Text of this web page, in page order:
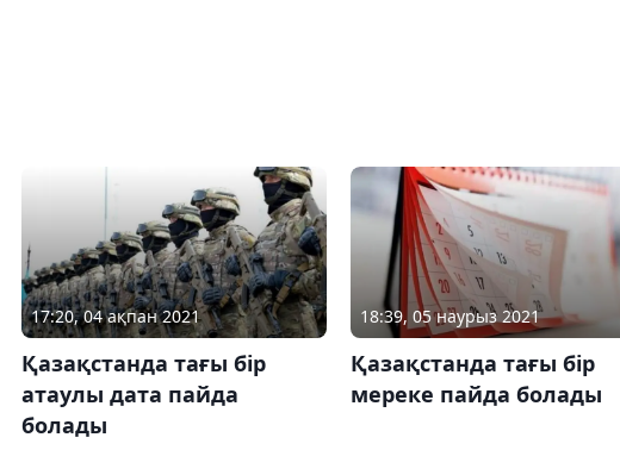
17:20, 04 ақпан 2021
Қазақстанда тағы бір
атаулы дата пайда
болады
18:39, 05 наурыз 2021
Қазақстанда тағы бір
мереке пайда болады